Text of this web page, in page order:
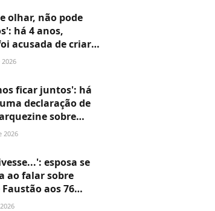
olhar, não pode
há 4 anos,
acusada de criar
com
nos bastidores
ficar juntos': há
declaração de
sobre
Neymar
2026
esposa se
ao falar sobre
aos 76
passou